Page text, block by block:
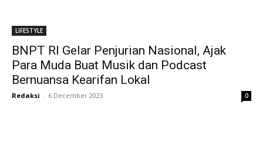
LIFESTYLE
BNPT RI Gelar Penjurian Nasional, Ajak
Para Muda Buat Musik dan Podcast
Bernuansa Kearifan Lokal
Redaksi - 6 December 2023 0